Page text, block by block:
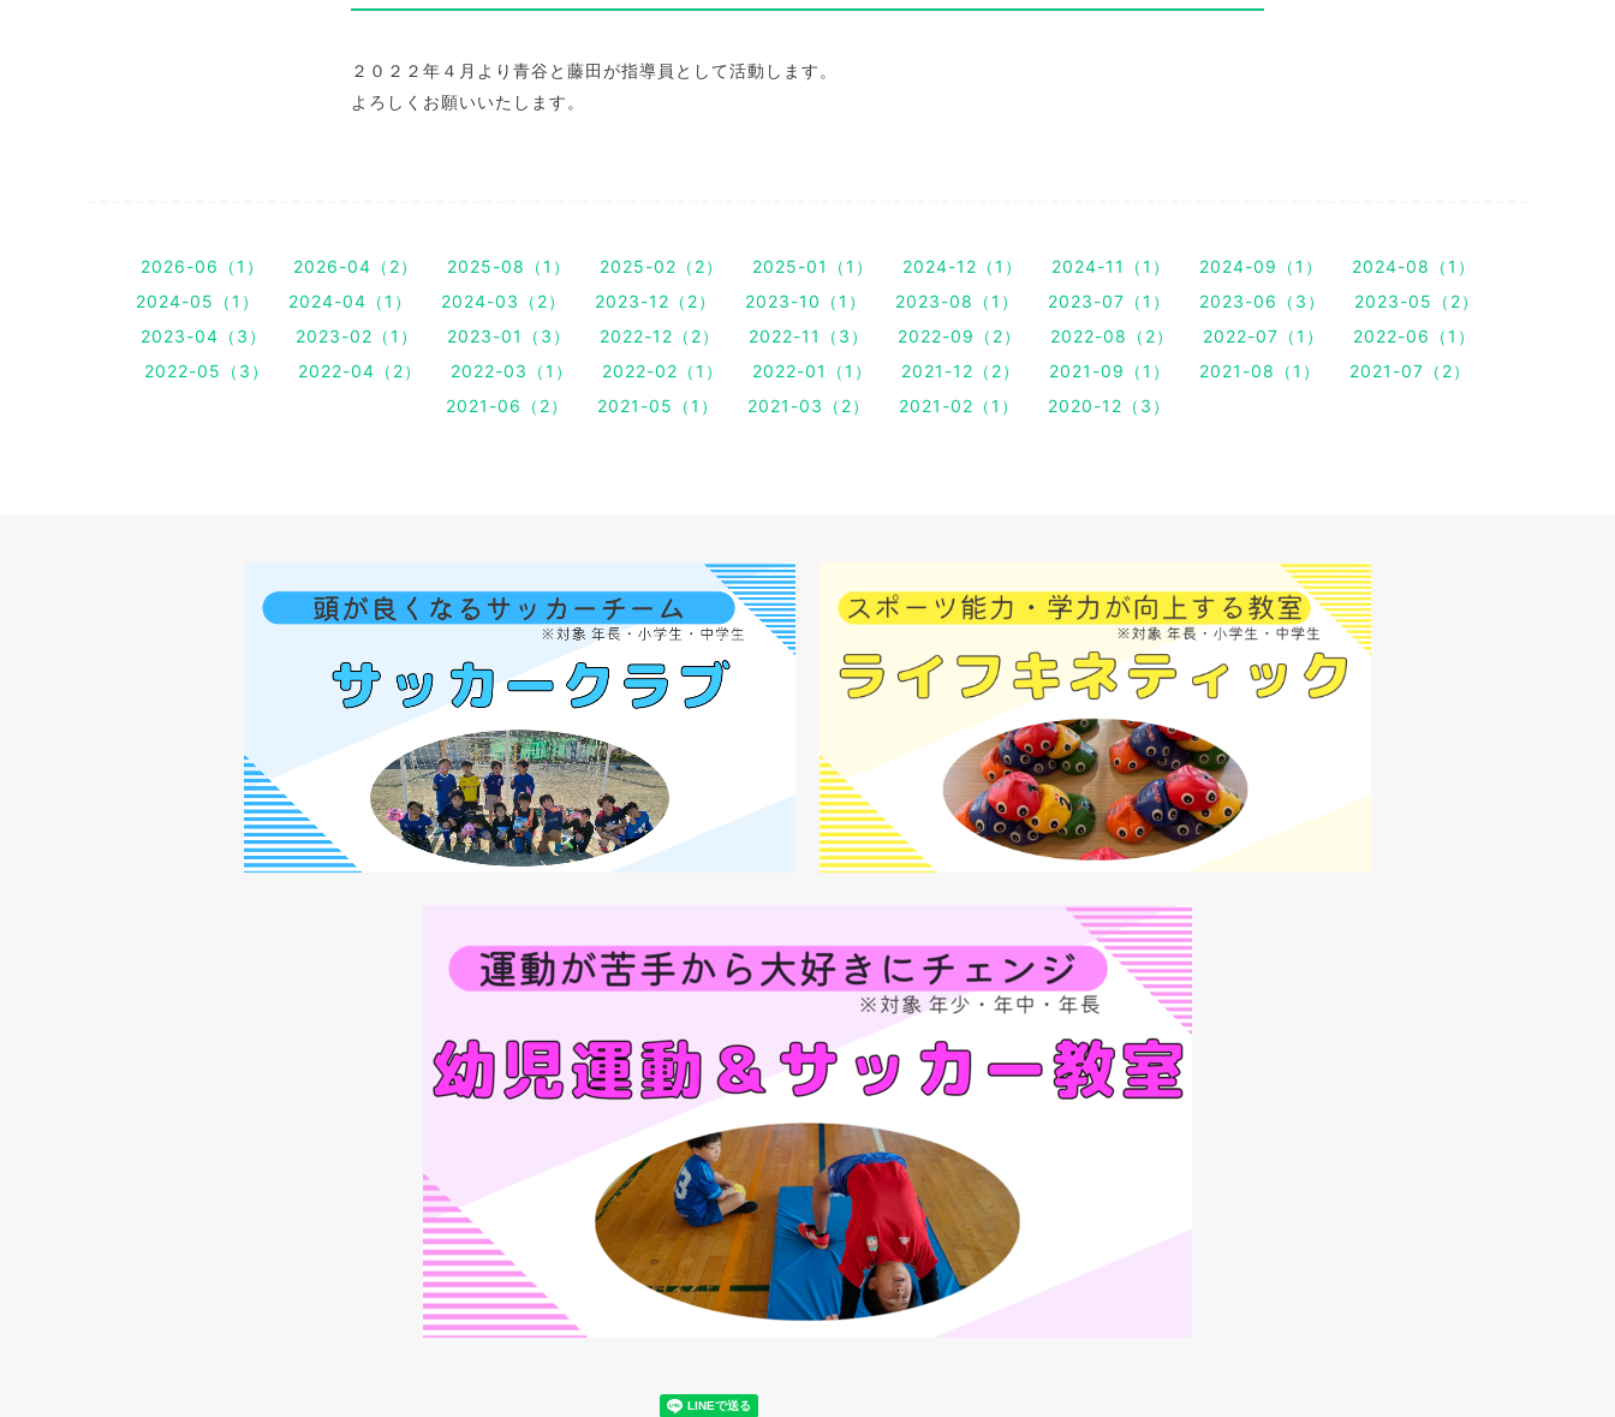
２０２２年４月より青谷と藤田が指導員として活動します。
よろしくお願いいたします。
2026-06（1） 2026-04（2） 2025-08（1） 2025-02（2） 2025-01（1） 2024-12（1） 2024-11（1） 2024-09（1）
2024-08（1）
2024-05（1）
2024-04（1） 2024-03（2） 2023-12（2） 2023-10（1） 2023-08（1） 2023-07（1） 2023-06（3）
2023-05（2）
2023-04（3）
2023-02（1） 2023-01（3） 2022-12（2） 2022-11（3） 2022-09（2） 2022-08（2） 2022-07（1）
2022-06（1）
2022-05（3）
2022-04（2） 2022-03（1） 2022-02（1） 2022-01（1） 2021-12（2） 2021-09（1） 2021-08（1）
2021-07（2）
2021-06（2）
2021-05（1） 2021-03（2） 2021-02（1） 2020-12（3）